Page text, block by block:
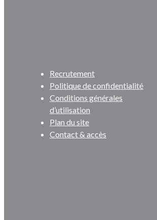
Recrutement
Politique de confidentialité
Conditions générales
d’utilisation
Plan du site
Contact & accès